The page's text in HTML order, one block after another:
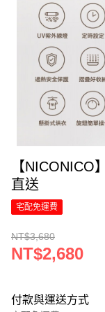
【NICONICO
直送
宅配免運費
NT$3,680
NT$2,680
付款與運送方式